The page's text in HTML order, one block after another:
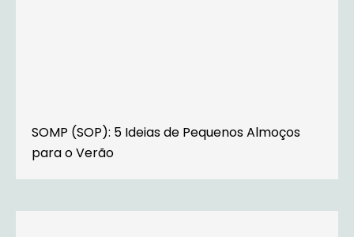
SOMP (SOP): 5 Ideias de Pequenos Almoços
para o Verão